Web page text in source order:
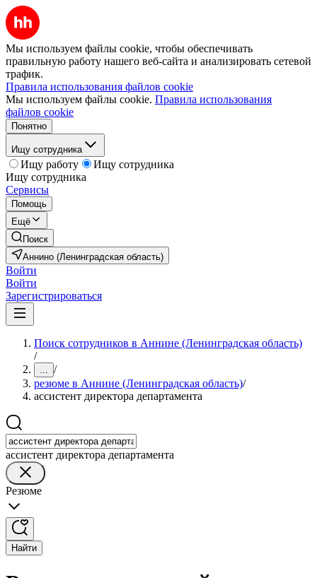
Мы используем файлы cookie, чтобы обеспечивать
правильную работу нашего веб-сайта и анализировать сетевой
трафик.
Правила использования файлов cookie
Мы используем файлы cookie. Правила использования
файлов cookie
Понятно
Ищу сотрудника
Ищу работу
Ищу сотрудника
Ищу сотрудника
Сервисы
Помощь
Ещё
Поиск
Аннино (Ленинградская область)
Войти
Войти
Зарегистрироваться
Поиск сотрудников в Аннине (Ленинградская область)
/
... /
резюме в Аннине (Ленинградская область)/
ассистент директора департамента
ассистент директора департамента
Резюме
Найти